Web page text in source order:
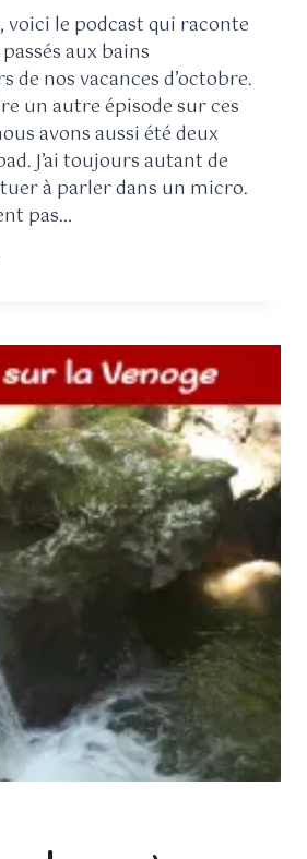
voici le podcast qui raconte
aux bains
de nos vacances d’octobre.
un autre épisode sur ces
avons aussi été deux
J’ai toujours autant de
à parler dans un micro.
pas…